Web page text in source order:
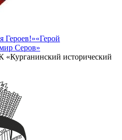
Героев!»«Герой
Серов»
исторический